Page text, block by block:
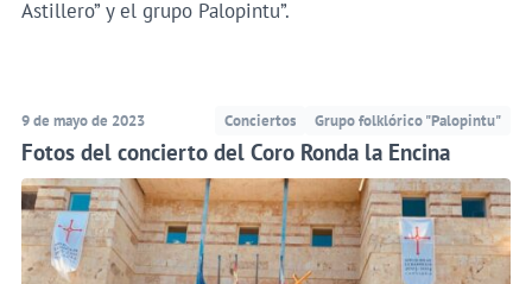
Astillero” y el grupo Palopintu”.
9 de mayo de 2023 Conciertos Grupo folklórico "Palopintu"
Fotos del concierto del Coro Ronda la Encina